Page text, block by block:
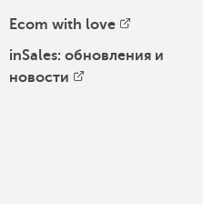
Ecom with love
inSales: обновления и
новости